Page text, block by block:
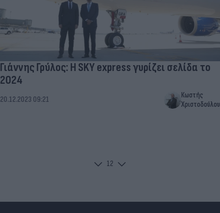
Γιάννης Γρύλος: Η SKY express γυρίζει σελίδα το
2024
20.12.2023 09:21
Κωστής
Χριστοδούλου
12